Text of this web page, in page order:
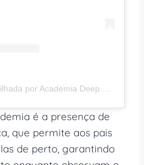
é a presença de
que permite aos pais
de perto, garantindo